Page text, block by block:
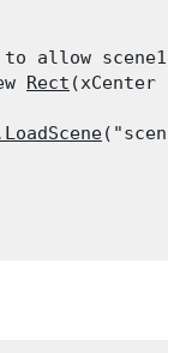
allow scene1
Rect (xCenter